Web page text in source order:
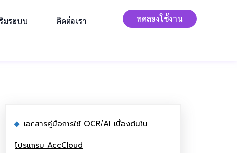
มระบบ ติดต่อเรา ทดลองใช้งาน
เอกสารคู่มือการใช้ OCR/AI เบื้องต้นใน
โปรแกรม AccCloud